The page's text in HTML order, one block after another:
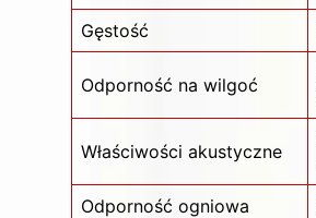
Gęstość
Odporność na wilgoć
Właściwości akustyczne
Odporność ogniowa